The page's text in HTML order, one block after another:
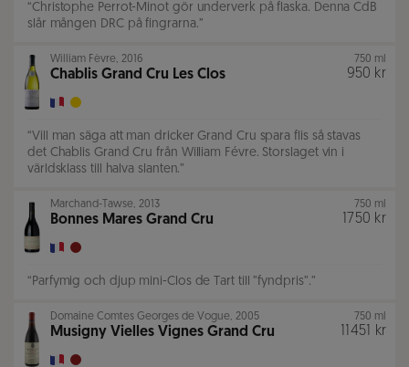
“Christophe Perrot-Minot gör underverk på flaska. Denna CdB
slår mången DRC på fingrarna.”
William Fèvre, 2016
Chablis Grand Cru Les Clos
750 ml
950 kr
“Vill man säga att man dricker Grand Cru spara flis så stavas
det Chablis Grand Cru från William Févre. Storslaget vin i
världsklass till halva slanten.”
Marchand-Tawse, 2013
Bonnes Mares Grand Cru
750 ml
1750 kr
“Parfymig och djup mini-Clos de Tart till ”fyndpris”.”
Domaine Comtes Georges de Vogue, 2005
Musigny Vielles Vignes Grand Cru
750 ml
11451 kr